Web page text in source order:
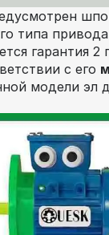
типа
гарантия 2
с его
модели эл